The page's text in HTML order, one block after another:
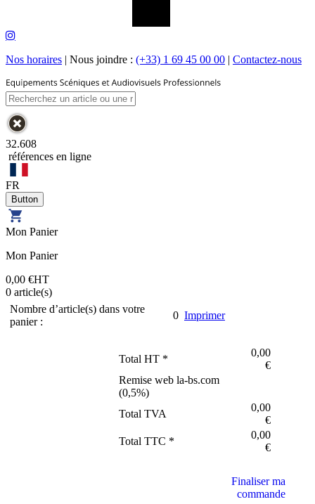
Nos horaires | Nous joindre : (+33) 1 69 45 00 00 | Contactez-nous
32.608
références en ligne
FR
Mon Panier
Mon Panier
0,00 €HT
0 article(s)
Nombre d’article(s) dans votre
panier :
0 Imprimer
Total HT *
0,00
€
Remise web la-bs.com
(0,5%)
Total TVA
0,00
€
Total TTC *
0,00
€
Finaliser ma
commande